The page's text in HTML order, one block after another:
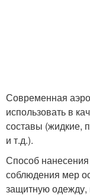
Современная
использовать в
составы (жидкие,
и т.д.).
Способ
соблюдения мер
защитную одежду,